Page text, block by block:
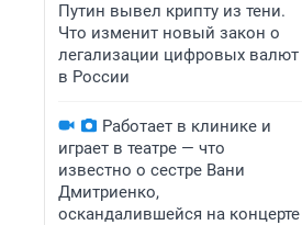
Путин вывел крипту из тени.
Что изменит новый закон о
легализации цифровых валют
в России
Работает в клинике и
играет в театре — что
известно о сестре Вани
Дмитриенко,
оскандалившейся на концерте